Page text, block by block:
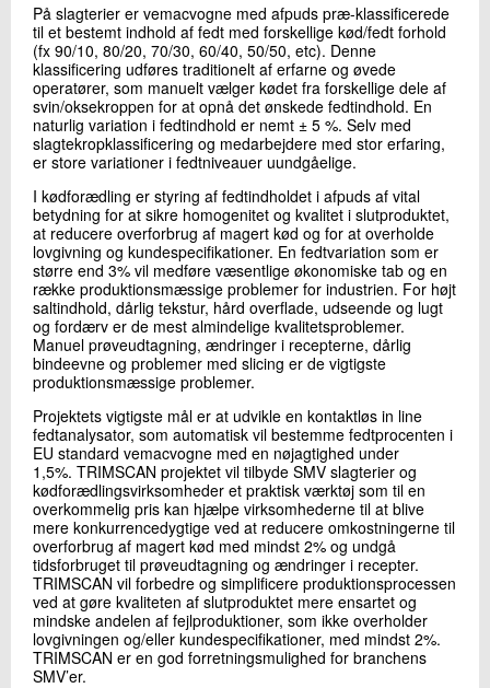
Send e-mail
LinkedIn
Skriv til mig
Send
På slagterier er vemacvogne med afpuds præ-klassificerede
til et bestemt indhold af fedt med forskellige kød/fedt forhold
(fx 90/10, 80/20, 70/30, 60/40, 50/50, etc). Denne
klassificering udføres traditionelt af erfarne og øvede
operatører, som manuelt vælger kødet fra forskellige dele af
svin/oksekroppen for at opnå det ønskede fedtindhold. En
naturlig variation i fedtindhold er nemt ± 5 %. Selv med
slagtekropklassificering og medarbejdere med stor erfaring,
er store variationer i fedtniveauer uundgåelige.
I kødforædling er styring af fedtindholdet i afpuds af vital
betydning for at sikre homogenitet og kvalitet i slutproduktet,
at reducere overforbrug af magert kød og for at overholde
lovgivning og kundespecifikationer. En fedtvariation som er
større end 3% vil medføre væsentlige økonomiske tab og en
række produktionsmæssige problemer for industrien. For højt
saltindhold, dårlig tekstur, hård overflade, udseende og lugt
og fordærv er de mest almindelige kvalitetsproblemer.
Manuel prøveudtagning, ændringer i recepterne, dårlig
bindeevne og problemer med slicing er de vigtigste
produktionsmæssige problemer.
Projektets vigtigste mål er at udvikle en kontaktløs in line
fedtanalysator, som automatisk vil bestemme fedtprocenten i
EU standard vemacvogne med en nøjagtighed under
1,5%. TRIMSCAN projektet vil tilbyde SMV slagterier og
kødforædlingsvirksomheder et praktisk værktøj som til en
overkommelig pris kan hjælpe virksomhederne til at blive
mere konkurrencedygtige ved at reducere omkostningerne til
overforbrug af magert kød med mindst 2% og undgå
tidsforbruget til prøveudtagning og ændringer i recepter.
TRIMSCAN vil forbedre og simplificere produktionsprocessen
ved at gøre kvaliteten af slutproduktet mere ensartet og
mindske andelen af fejlproduktioner, som ikke overholder
lovgivningen og/eller kundespecifikationer, med mindst 2%.
TRIMSCAN er en god forretningsmulighed for branchens
SMV’er.